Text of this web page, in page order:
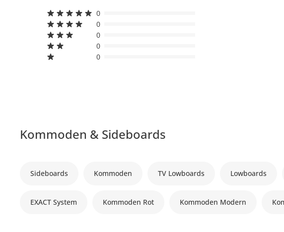
0
0
0
0
0
Kommoden & Sideboards
Sideboards Kommoden TV Lowboards Lowboards
EXACT System Kommoden Rot Kommoden Modern